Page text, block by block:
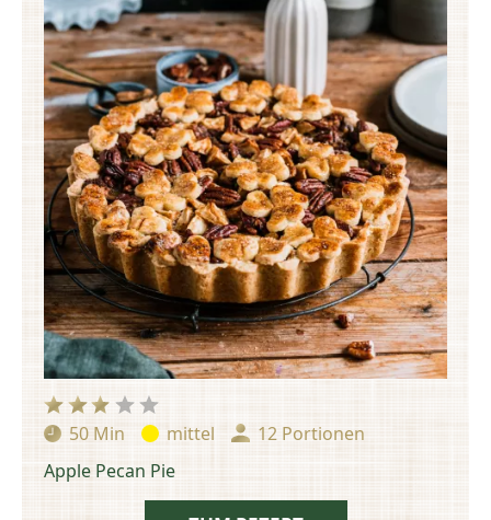
Zubereitungszeit:
50 Min Schwierigkeit:
mittel Portionen:
12 Portionen
Apple Pecan Pie